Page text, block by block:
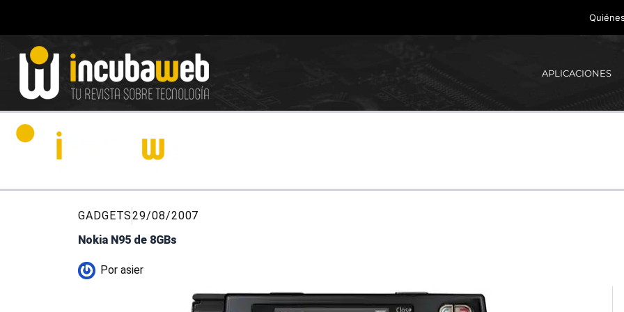
contenido
APLICACIONES
GADGETS29/08/2007
Nokia N95 de 8GBs
Por asier